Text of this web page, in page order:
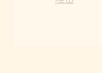
健康面も